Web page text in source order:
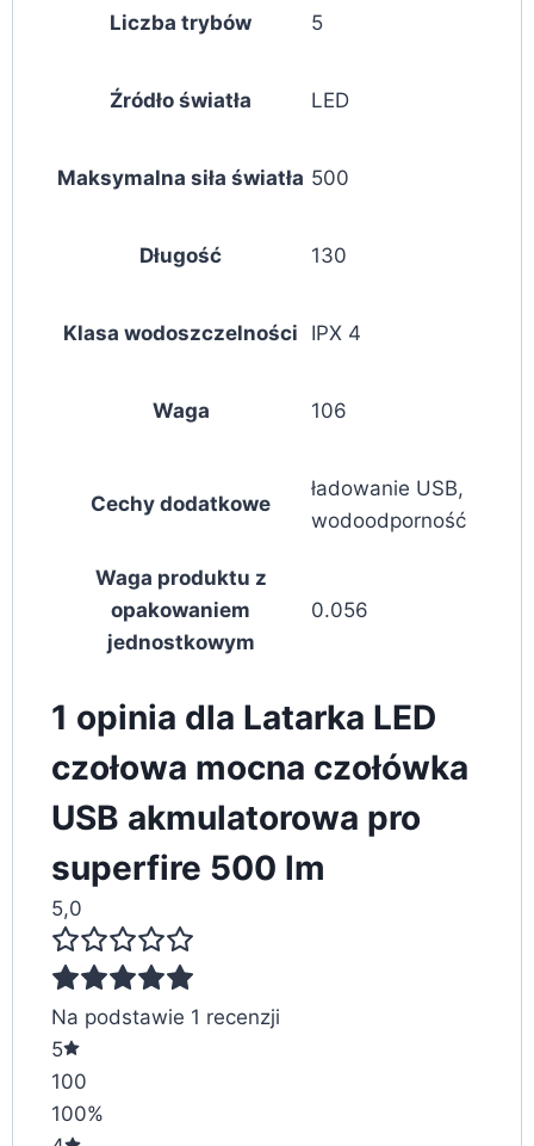
Liczba trybów 5
Źródło światła LED
Maksymalna siła światła 500
Długość 130
Klasa wodoszczelności IPX 4
Waga 106
Cechy dodatkowe
ładowanie USB,
wodoodporność
Waga produktu z
opakowaniem
jednostkowym
0.056
1 opinia dla Latarka LED
czołowa mocna czołówka
USB akmulatorowa pro
superfire 500 lm
5,0
Na podstawie 1 recenzji
5
100
100%